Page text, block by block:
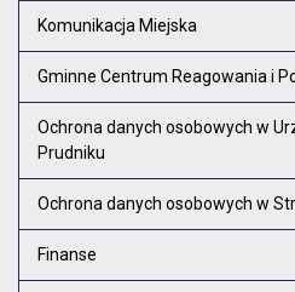
Komunikacja Miejska
Gminne Centrum Reagowania i
Ochrona danych osobowych w
Prudniku
Ochrona danych osobowych w
Finanse